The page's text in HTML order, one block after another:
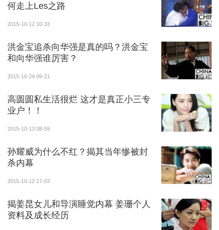
何走上Les之路
2015-10-12 10-33
洪金宝追杀向华强是真的吗？洪金宝
和向华强谁厉害？
2015-10-24 09-21
高圆圆私生活很烂 这才是真正小三专
业户！！
2015-10-13 08-59
孙耀威为什么不红？揭其当年惨被封
杀内幕
2015-10-12 17-03
揭姜昆女儿和导演睡觉内幕 姜珊个人
资料及成长经历